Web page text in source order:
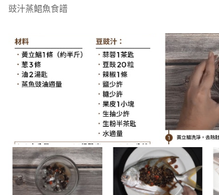
豉汁蒸鯧魚食譜